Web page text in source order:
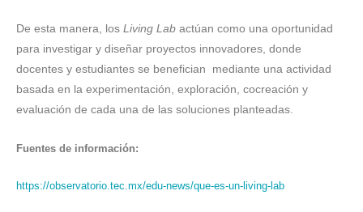
De esta manera, los Living Lab actúan como una oportunidad
para investigar y diseñar proyectos innovadores, donde
docentes y estudiantes se benefician mediante una actividad
basada en la experimentación, exploración, cocreación y
evaluación de cada una de las soluciones planteadas.
Fuentes de información:
https://observatorio.tec.mx/edu-news/que-es-un-living-lab